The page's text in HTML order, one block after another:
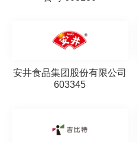
安井食品集团股份有限公司
603345